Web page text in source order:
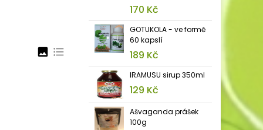
image format_list_bulleted
170 Kč
GOTUKOLA - ve formě
60 kapslí
189 Kč
IRAMUSU sirup 350ml
129 Kč
Ašvaganda prášek
100g